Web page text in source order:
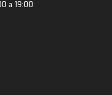
a 19:00